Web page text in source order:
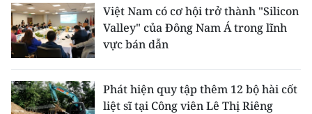
Việt Nam có cơ hội trở thành "Silicon
Valley" của Đông Nam Á trong lĩnh
vực bán dẫn
Phát hiện quy tập thêm 12 bộ hài cốt
liệt sĩ tại Công viên Lê Thị Riêng